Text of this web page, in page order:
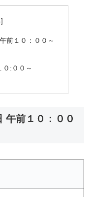
前１０：００～
:００～
午前１０：００